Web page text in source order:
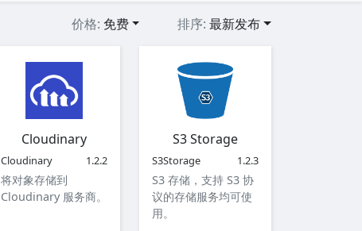
价格: 免费 排序:最新发布
Cloudinary
Cloudinary 1.2.2
将对象存储到
Cloudinary 服务商。
S3 Storage
S3Storage 1.2.3
S3 存储，支持 S3 协
议的存储服务均可使
用。